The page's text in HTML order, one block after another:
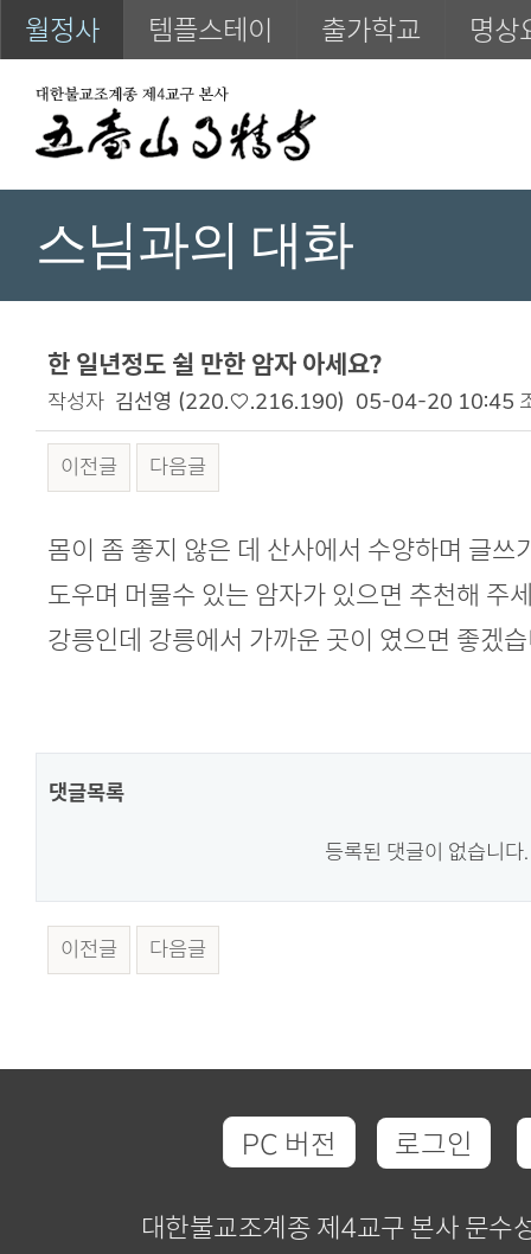
월정사 템플스테이 출가학교 명상
스님과의 대화
한 일년정도 쉴 만한 암자 아세요?
작성자 김선영 (220.♡.216.190) 05-04-20 10:45
이전글 다음글
몸이 좀 좋지 않은 데 산사에서 수양하며 글쓰
도우며 머물수 있는 암자가 있으면 추천해 주
강릉인데 강릉에서 가까운 곳이 였으면 좋겠
댓글목록
등록된 댓글이 없습니다.
이전글 다음글
PC 버전 로그인
대한불교조계종 제4교구 본사 문수